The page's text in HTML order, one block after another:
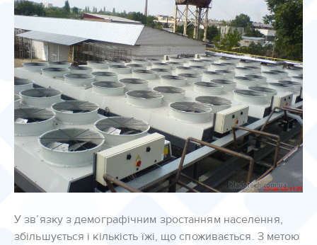
У зв’язку з демографічним зростанням населення,
збільшується і кількість їжі, що споживається. З метою